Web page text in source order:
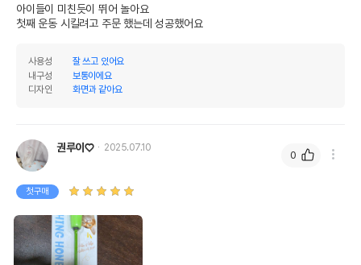
아이들이 미친듯이 뛰어 놀아요
첫째 운동 시킬려고 주문 했는데 성공했어요
사용성
잘 쓰고 있어요
내구성
보통이에요
디자인
화면과 같아요
권루이♡ 2025.07.10
첫구매
0